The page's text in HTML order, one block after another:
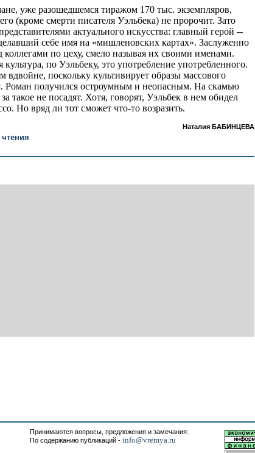
уже разошедшемся тиражом 170 тыс. экземпляров,
(кроме смерти писателя Уэльбека) не пророчит. Зато
актуального искусства: главный герой --
себе имя на «мишленовских картах». Заслуженно
коллегами по цеху, смело называя их своими именами.
по Уэльбеку, это употребление употребленного.
вдвойне, поскольку культивирует образы массового
Роман получился остроумным и неопасным. На скамью
такое не посадят. Хотя, говорят, Уэльбек в нем обидел
Но вряд ли тот сможет что-то возразить.
Наталия БАБИНЦЕВА
чтения
Принимаются вопросы, предложения и замечания:
По содержанию публикаций - info@vremya.ru